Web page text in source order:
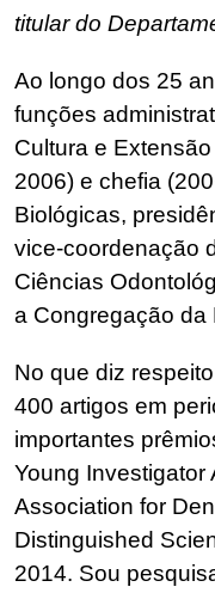
titular do
Ao longo dos 25
funções
Cultura e
2006) e chefia
Biológicas,
vice-coordenação
Ciências
a Congregação da
No que diz
400 artigos em
importantes
Young Investigator
Association for
Distinguished
2014. Sou